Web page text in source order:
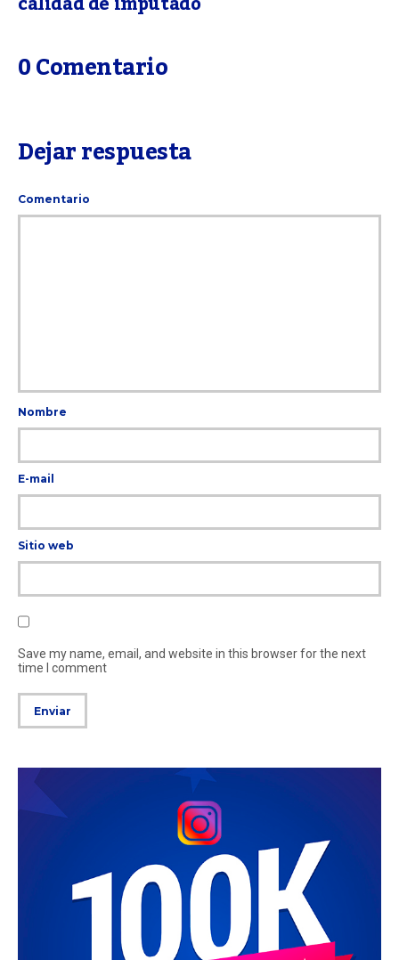
0 Comentario
Dejar respuesta
Comentario
Nombre
E-mail
Sitio web
Save my name, email, and website in this browser for the next
time I comment